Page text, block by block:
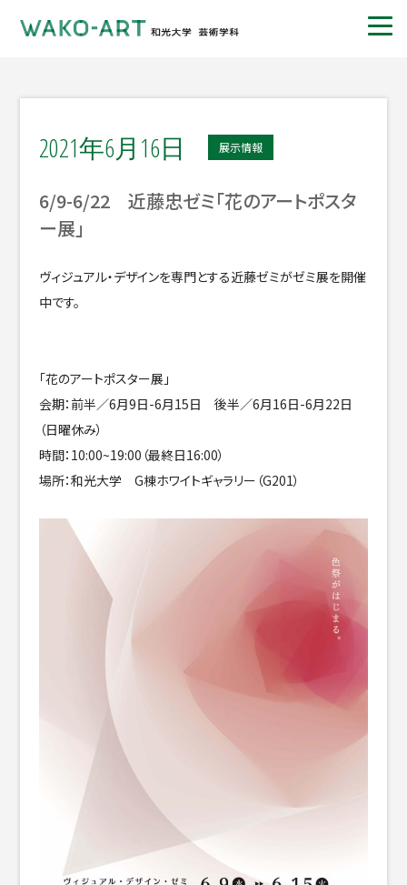
2021年6月16日 展示情報
6/9-6/22 近藤忠ゼミ「花のアートポスタ
ー展」
ヴィジュアル・デザインを専門とする近藤ゼミがゼミ展を開催
中です。
「花のアートポスター展」
会期：前半／6月9日-6月15日 後半／6月16日-6月22日
（日曜休み）
時間：10:00~19:00（最終日16:00）
場所：和光大学 G棟ホワイトギャラリー（G201）